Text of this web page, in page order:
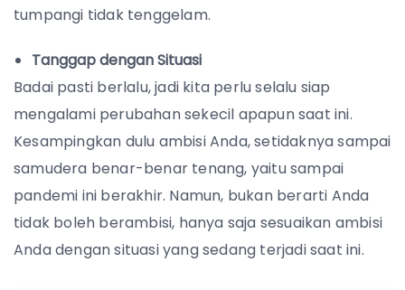
tumpangi tidak tenggelam.
Tanggap dengan Situasi
Badai pasti berlalu, jadi kita perlu selalu siap
mengalami perubahan sekecil apapun saat ini.
Kesampingkan dulu ambisi Anda, setidaknya sampai
samudera benar-benar tenang, yaitu sampai
pandemi ini berakhir. Namun, bukan berarti Anda
tidak boleh berambisi, hanya saja sesuaikan ambisi
Anda dengan situasi yang sedang terjadi saat ini.